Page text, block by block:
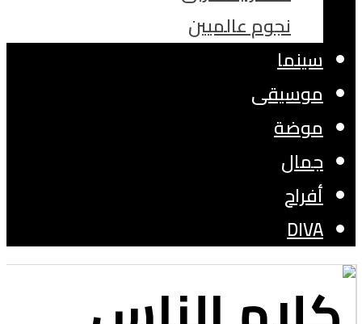
نجوم عالميين
سينما
موسيقى
موضة
جمال
أفراح
DIVA